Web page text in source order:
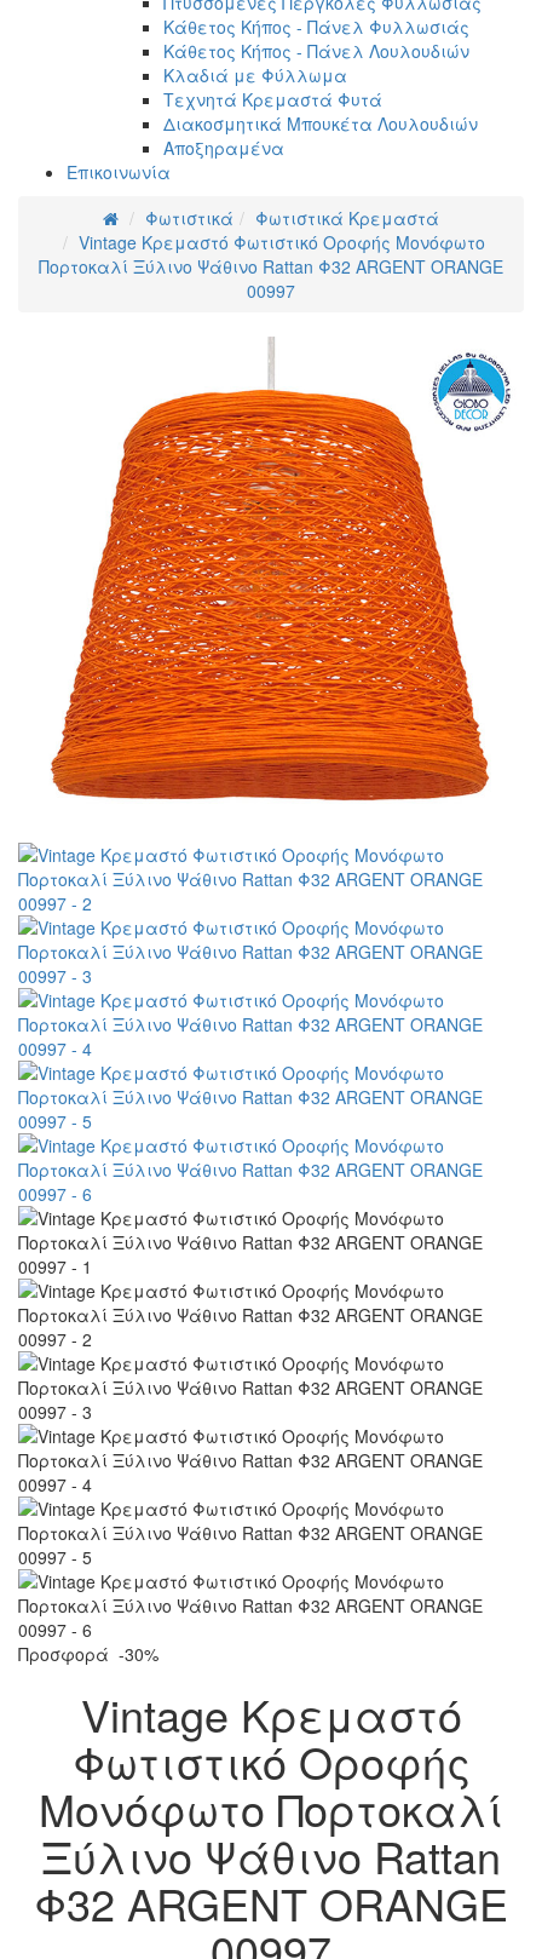
Κάθετος Κήπος - Πάνελ Φυλλωσιάς
Κάθετος Κήπος - Πάνελ Λουλουδιών
Κλαδιά με Φύλλωμα
Τεχνητά Κρεμαστά Φυτά
Διακοσμητικά Μπουκέτα Λουλουδιών
Αποξηραμένα
Επικοινωνία
Φωτιστικά
Φωτιστικά Κρεμαστά
Vintage Κρεμαστό Φωτιστικό Οροφής Μονόφωτο
Πορτοκαλί Ξύλινο Ψάθινο Rattan Φ32 ARGENT ORANGE
00997
Προσφορά -30%
Vintage Κρεμαστό
Φωτιστικό Οροφής
Μονόφωτο Πορτοκαλί
Ξύλινο Ψάθινο Rattan
Φ32 ARGENT ORANGE